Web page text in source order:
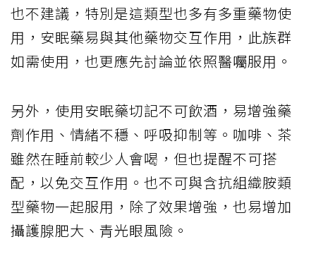
也不建議，特別是這類型也多有多重藥物使
用，安眠藥易與其他藥物交互作用，此族群
如需使用，也更應先討論並依照醫囑服用。
另外，使用安眠藥切記不可飲酒，易增強藥
劑作用、情緒不穩、呼吸抑制等。咖啡、茶
雖然在睡前較少人會喝，但也提醒不可搭
配，以免交互作用。也不可與含抗組織胺類
型藥物一起服用，除了效果增強，也易增加
攝護腺肥大、青光眼風險。